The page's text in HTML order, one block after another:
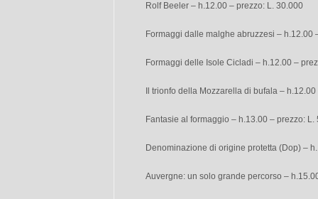
Rolf Beeler – h.12.00 – prezzo: L. 30.000
Formaggi dalle malghe abruzzesi – h.12.00
Formaggi delle Isole Cicladi – h.12.00 –
Il trionfo della Mozzarella di bufala –
Fantasie al formaggio – h.13.00 – prezzo: L.
Denominazione di origine protetta (Dop) –
Auvergne: un solo grande percorso –